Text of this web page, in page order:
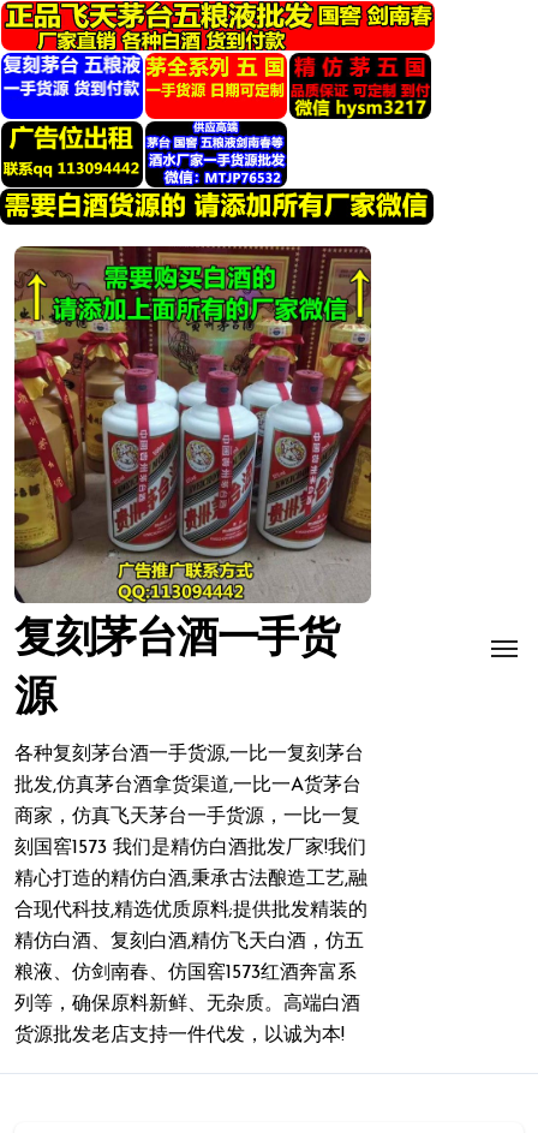
转
到
内
容
复刻茅台酒一手货
源
各种复刻茅台酒一手货源,一比一复刻茅台
批发,仿真茅台酒拿货渠道,一比一A货茅台
商家，仿真飞天茅台一手货源，一比一复
刻国窖1573 我们是精仿白酒批发厂家!我们
精心打造的精仿白酒,秉承古法酿造工艺,融
合现代科技,精选优质原料;提供批发精装的
精仿白酒、复刻白酒,精仿飞天白酒，仿五
粮液、仿剑南春、仿国窖1573红酒奔富系
列等，确保原料新鲜、无杂质。高端白酒
货源批发老店支持一件代发，以诚为本!